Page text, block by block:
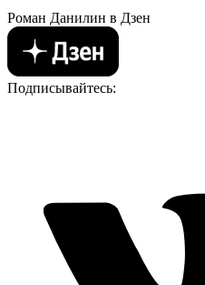
Роман Данилин в Дзен
Подписывайтесь: